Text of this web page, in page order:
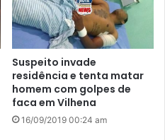
Suspeito invade
residência e tenta matar
homem com golpes de
faca em Vilhena
16/09/2019 00:24 am